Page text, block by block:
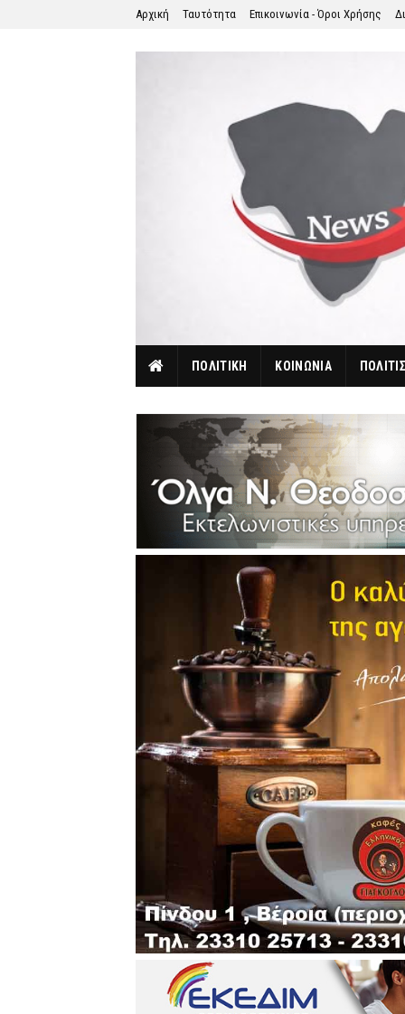
Αρχική Ταυτότητα Επικοινωνία - Όροι Χρήσης
ΠΟΛΙΤΙΚΗ ΚΟΙΝΩΝΙΑ